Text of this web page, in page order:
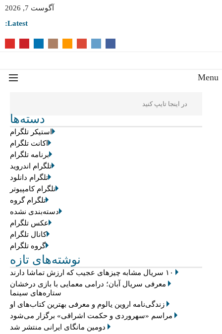
آگوست 7, 2026
Latest:
دسته‌ها
استیکر تلگرام
اکانت تلگرام
برنامه تلگرام
تلگرام اندروید
تلگرام دانلود
تلگرام کامپیوتر
تلگرام گروه
دسته‌بندی نشده
عکس تلگرام
کانال تلگرام
گروه تلگرام
نوشته‌های تازه
۱۰ سریال مشابه چیزهای عجیب که ارزش تماشا دارند
معرفی سریال آبان؛ درامی معمایی با بازی درخشان
ستاره‌های سینما
زندگی‌نامه اروین یالوم و معرفی بهترین کتاب‌های او
مراسم «سهروردی و حکمت اشراقی» برگزار می‌شود
دومین مانگای ایرانی منتشر شد